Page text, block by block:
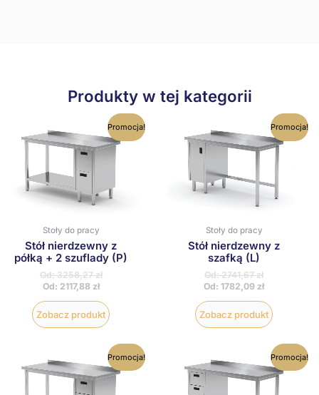
Produkty w tej kategorii
Promocja!
Stoły do pracy
Stół nierdzewny z
półką + 2 szuflady (P)
Od:3258,27zł
Od: 2117,88 zł
Zobacz produkt
Ten
produkt
ma
wiele
można
produktu
Promocja!
Stoły do pracy
Stół nierdzewny z
szafką (L)
Od:2741,67zł
Od: 1782,09 zł
Zobacz produkt
Ten
produkt
ma
wiele
Opcje
można
produktu
Promocja!
Ten
produkt
ma
wiele
Promocja!
Ten
produkt
ma
wiele